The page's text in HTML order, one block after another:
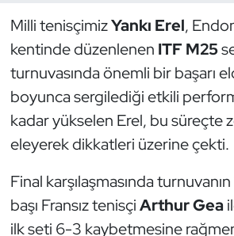
Milli tenisçimizYankı Erel,
kentinde düzenlenen ITF M25
turnuvasında önemli bir başarı
boyunca sergilediği etkili
kadar yükselen Erel, bu süreçte
eleyerek dikkatleri üzerine çekti.
Final karşılaşmasında turnuvanın
başı Fransız tenisçiArthur Gea
ilk seti 6-3 kaybetmesine
Dans Sporları
Dövüş Sanatı
E-Spor
Eskrim
Futbol